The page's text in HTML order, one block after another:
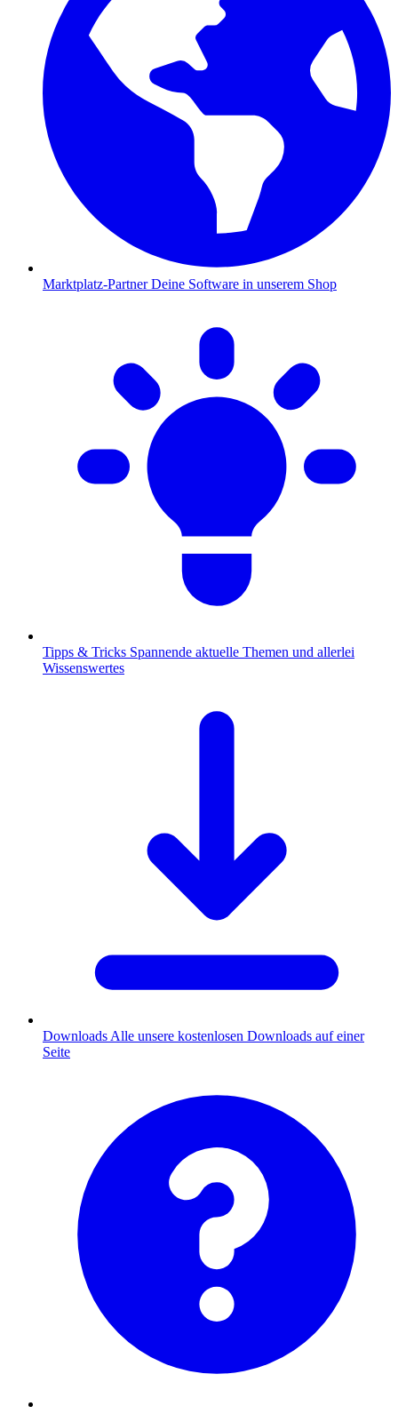
Marktplatz-Partner Deine Software in unserem Shop
Tipps & Tricks Spannende aktuelle Themen und allerlei
Wissenswertes
Downloads Alle unsere kostenlosen Downloads auf einer
Seite